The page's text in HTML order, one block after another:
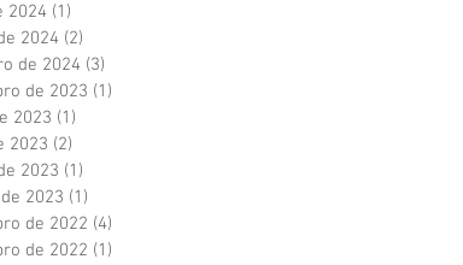
2024 (1)
2024 (2)
de 2024 (3)
de 2023 (1)
2023 (1)
2023 (2)
2023 (1)
2023 (1)
de 2022 (4)
de 2022 (1)